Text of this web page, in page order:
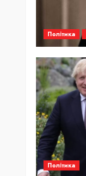
Політика
Політика